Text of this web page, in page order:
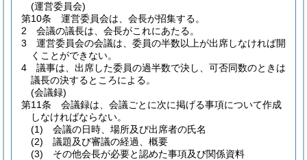
(運営委員会)
第10条
運営委員会は、会長が招集する。
2
会議の議長は、会長がこれにあたる。
3
運営委員会の会議は、委員の半数以上が出席しなければ開
くことができない。
4
議事は、出席した委員の過半数で決し、可否同数のときは
議長の決するところによる。
(会議録)
第11条
会議録は、会議ごとに次に掲げる事項について作成
しなければならない。
(1)
会議の日時、場所及び出席者の氏名
(2)
議題及び審議の経過、概要
(3)
その他会長が必要と認めた事項及び関係資料